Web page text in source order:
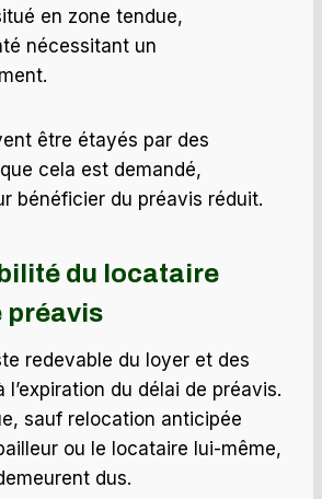
en zone tendue,
nécessitant un
être étayés par des
cela est demandé,
bénéficier du préavis réduit.
du locataire
préavis
redevable du loyer et des
l’expiration du délai de préavis.
sauf relocation anticipée
ou le locataire lui-même,
dus.